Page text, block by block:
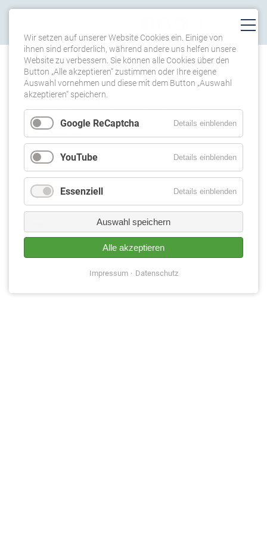
TERMINE
KONZERT IN FRANKFURT
15.03.2024 20:00
Frankfurter Dom
Tickets
Wir setzen auf unserer Website Cookies ein. Einige von
ihnen sind erforderlich, während andere uns helfen unsere
Website zu verbessern. Sie können alle Cookies über den
Button „Alle akzeptieren“ zustimmen oder Ihre eigene
Auswahl vornehmen und diese mit dem Button „Auswahl
akzeptieren“ speichern.
Google ReCaptcha Details einblenden
YouTube Details einblenden
Essenziell Details einblenden
Auswahl speichern
Alle akzeptieren
Impressum Datenschutz